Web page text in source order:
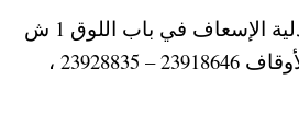
– ارقام تليفونات صيدلية الإسعاف في باب اللوق 1 ش
مظلوم خلف وزارة الأوقاف 23918646 – 23928835 ،